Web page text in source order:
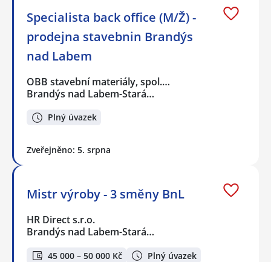
Specialista back office (M/Ž) -
prodejna stavebnin Brandýs
nad Labem
OBB stavební materiály, spol.…
Brandýs nad Labem-Stará…
Plný úvazek
Zveřejněno: 5. srpna
Mistr výroby - 3 směny BnL
HR Direct s.r.o.
Brandýs nad Labem-Stará…
45 000 – 50 000 Kč Plný úvazek